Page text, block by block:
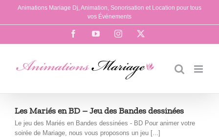
Passer
contenu
Animations Mariage Dj, Animation, Sonorisation et Location pour tous
vos Événements
FacebookYouTubeInstagram
Les Mariés en BD – Jeu des Bandes dessinées
Le jeu des Mariés en Bandes dessinées - BD Pour animer votre
soirée de Mariage, nous vous proposons un jeu [...]